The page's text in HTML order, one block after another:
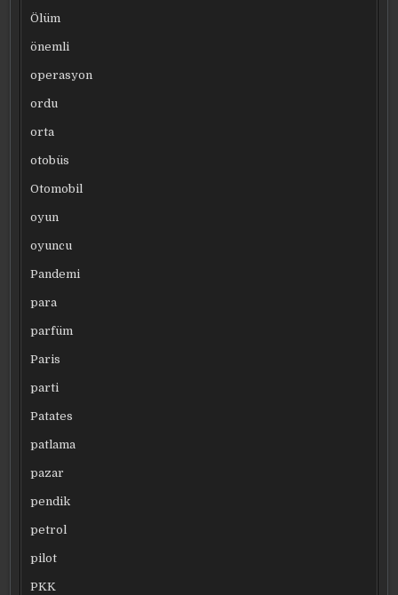
Ölüm
önemli
operasyon
ordu
orta
otobüs
Otomobil
oyun
oyuncu
Pandemi
para
parfüm
Paris
parti
Patates
patlama
pazar
pendik
petrol
pilot
PKK